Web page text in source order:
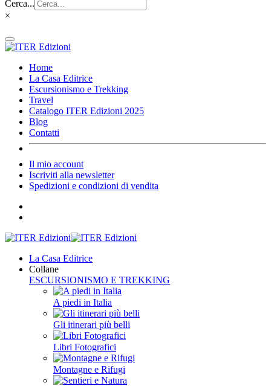
Cerca...
×
Home
La Casa Editrice
Escursionismo e Trekking
Travel
Catalogo ITER Edizioni 2025
Blog
Contatti
Il mio account
Iscriviti alla newsletter
Spedizioni e condizioni di vendita
La Casa Editrice
Collane
ESCURSIONISMO E TREKKING
A piedi in Italia
Gli itinerari più belli
Libri Fotografici
Montagne e Rifugi